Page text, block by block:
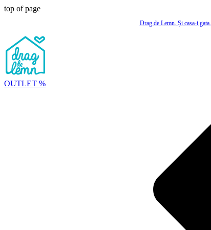
top of page
Drag de Lemn. Și casa-i gata.
OUTLET %